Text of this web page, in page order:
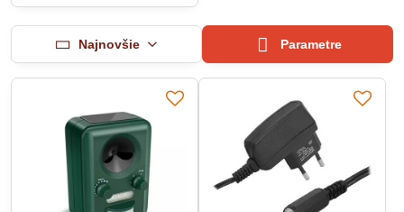
Najnovšie Parametre